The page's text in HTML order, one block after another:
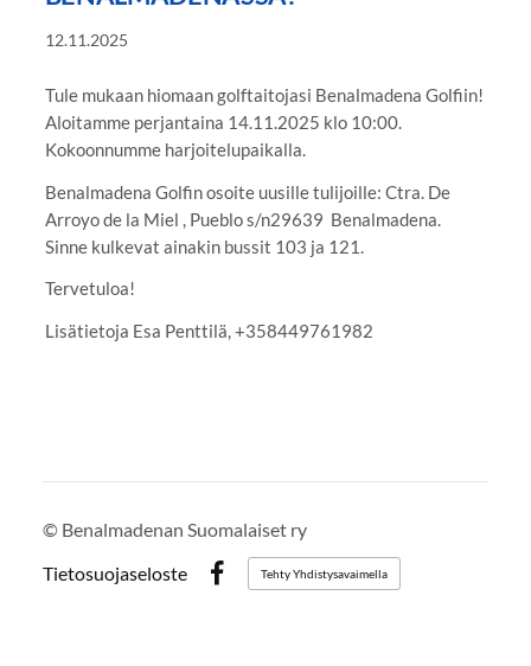
12.11.2025
Tule mukaan hiomaan golftaitojasi Benalmadena Golfiin!
Aloitamme perjantaina 14.11.2025 klo 10:00.
Kokoonnumme harjoitelupaikalla.
Benalmadena Golfin osoite uusille tulijoille: Ctra. De
Arroyo de la Miel , Pueblo s/n29639 Benalmadena.
Sinne kulkevat ainakin bussit 103 ja 121.
Tervetuloa!
Lisätietoja Esa Penttilä, +358449761982
© Benalmadenan Suomalaiset ry
Tietosuojaseloste
Facebook
Tehty Yhdistysavaimella